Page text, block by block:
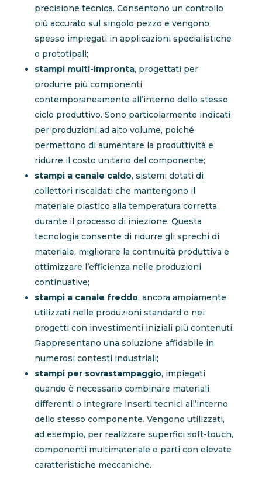
precisione tecnica. Consentono un controllo
più accurato sul singolo pezzo e vengono
spesso impiegati in applicazioni specialistiche
o prototipali;
stampi multi-impronta, progettati per
produrre più componenti
contemporaneamente all’interno dello stesso
ciclo produttivo. Sono particolarmente indicati
per produzioni ad alto volume, poiché
permettono di aumentare la produttività e
ridurre il costo unitario del componente;
stampi a canale caldo, sistemi dotati di
collettori riscaldati che mantengono il
materiale plastico alla temperatura corretta
durante il processo di iniezione. Questa
tecnologia consente di ridurre gli sprechi di
materiale, migliorare la continuità produttiva e
ottimizzare l’efficienza nelle produzioni
continuative;
stampi a canale freddo, ancora ampiamente
utilizzati nelle produzioni standard o nei
progetti con investimenti iniziali più contenuti.
Rappresentano una soluzione affidabile in
numerosi contesti industriali;
stampi per sovrastampaggio, impiegati
quando è necessario combinare materiali
differenti o integrare inserti tecnici all’interno
dello stesso componente. Vengono utilizzati,
ad esempio, per realizzare superfici soft-touch,
componenti multimateriale o parti con elevate
caratteristiche meccaniche.